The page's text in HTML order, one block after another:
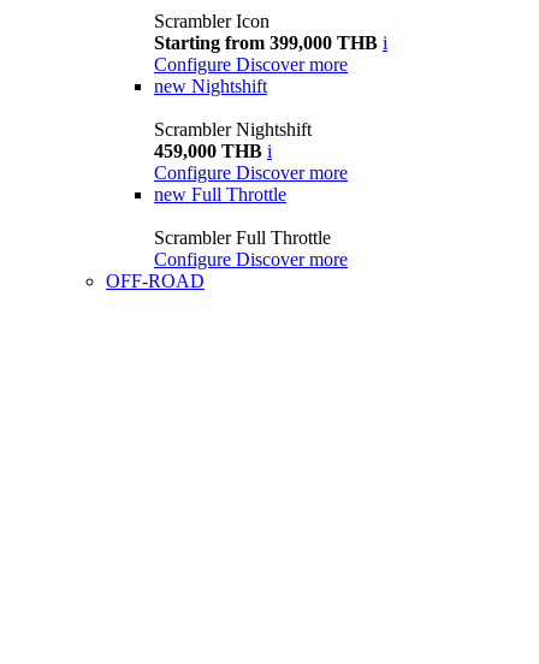
Scrambler Icon
Starting from 399,000 THB i
Configure Discover more
new Nightshift
Scrambler Nightshift
459,000 THB i
Configure Discover more
new Full Throttle
Scrambler Full Throttle
Configure Discover more
OFF-ROAD